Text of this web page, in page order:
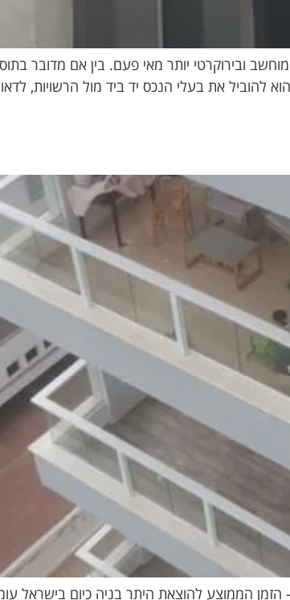
ובירוקרטי יותר מאי פעם. בין אם מדובר
הוא להוביל את בעלי הנכס יד ביד מול הרשויות,